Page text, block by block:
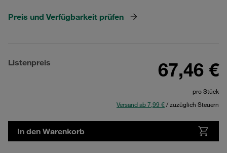
Preis und Verfügbarkeit prüfen
Listenpreis 67,46 €
pro Stück
Versand ab 7,99 €/ zuzüglich Steuern
In den Warenkorb